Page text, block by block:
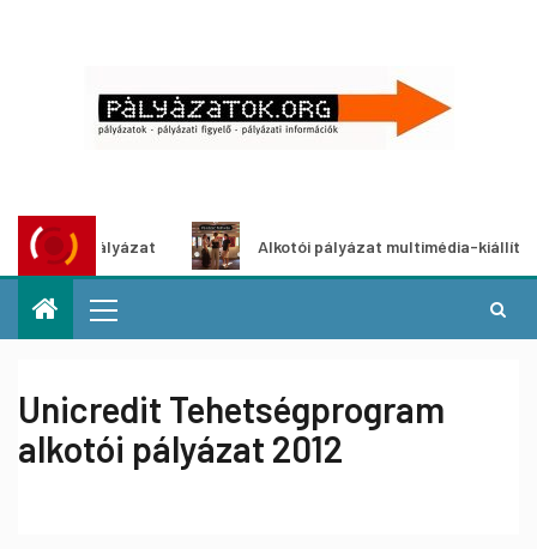
Alkotói pályázat multimédia-kiállításhoz
Unicredit Tehetségprogram
alkotói pályázat 2012